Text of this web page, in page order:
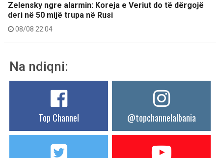
Zelensky ngre alarmin: Koreja e Veriut do të dërgojë
deri në 50 mijë trupa në Rusi
08/08 22:04
Na ndiqni:
Top Channel @topchannelalbania